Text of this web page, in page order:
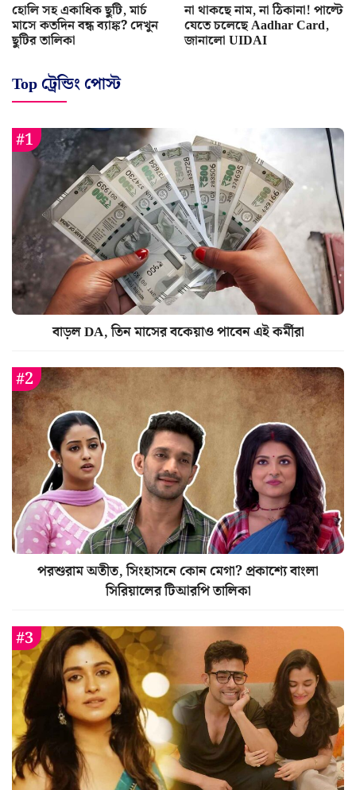
হোলি সহ একাধিক ছুটি, মার্চ
মাসে কতদিন বন্ধ ব্যাঙ্ক? দেখুন
ছুটির তালিকা
না থাকছে নাম, না ঠিকানা! পাল্টে
যেতে চলেছে Aadhar Card,
জানালো UIDAI
Top ট্রেন্ডিং পোস্ট
বাড়ল DA, তিন মাসের বকেয়াও পাবেন এই কর্মীরা
পরশুরাম অতীত, সিংহাসনে কোন মেগা? প্রকাশ্যে বাংলা
সিরিয়ালের টিআরপি তালিকা